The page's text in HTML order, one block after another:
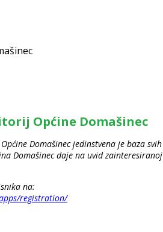
Općine Domašinec
Domašinec jedinstvena je baza svih
Domašinec daje na uvid zainteresiranoj
na:
registration/